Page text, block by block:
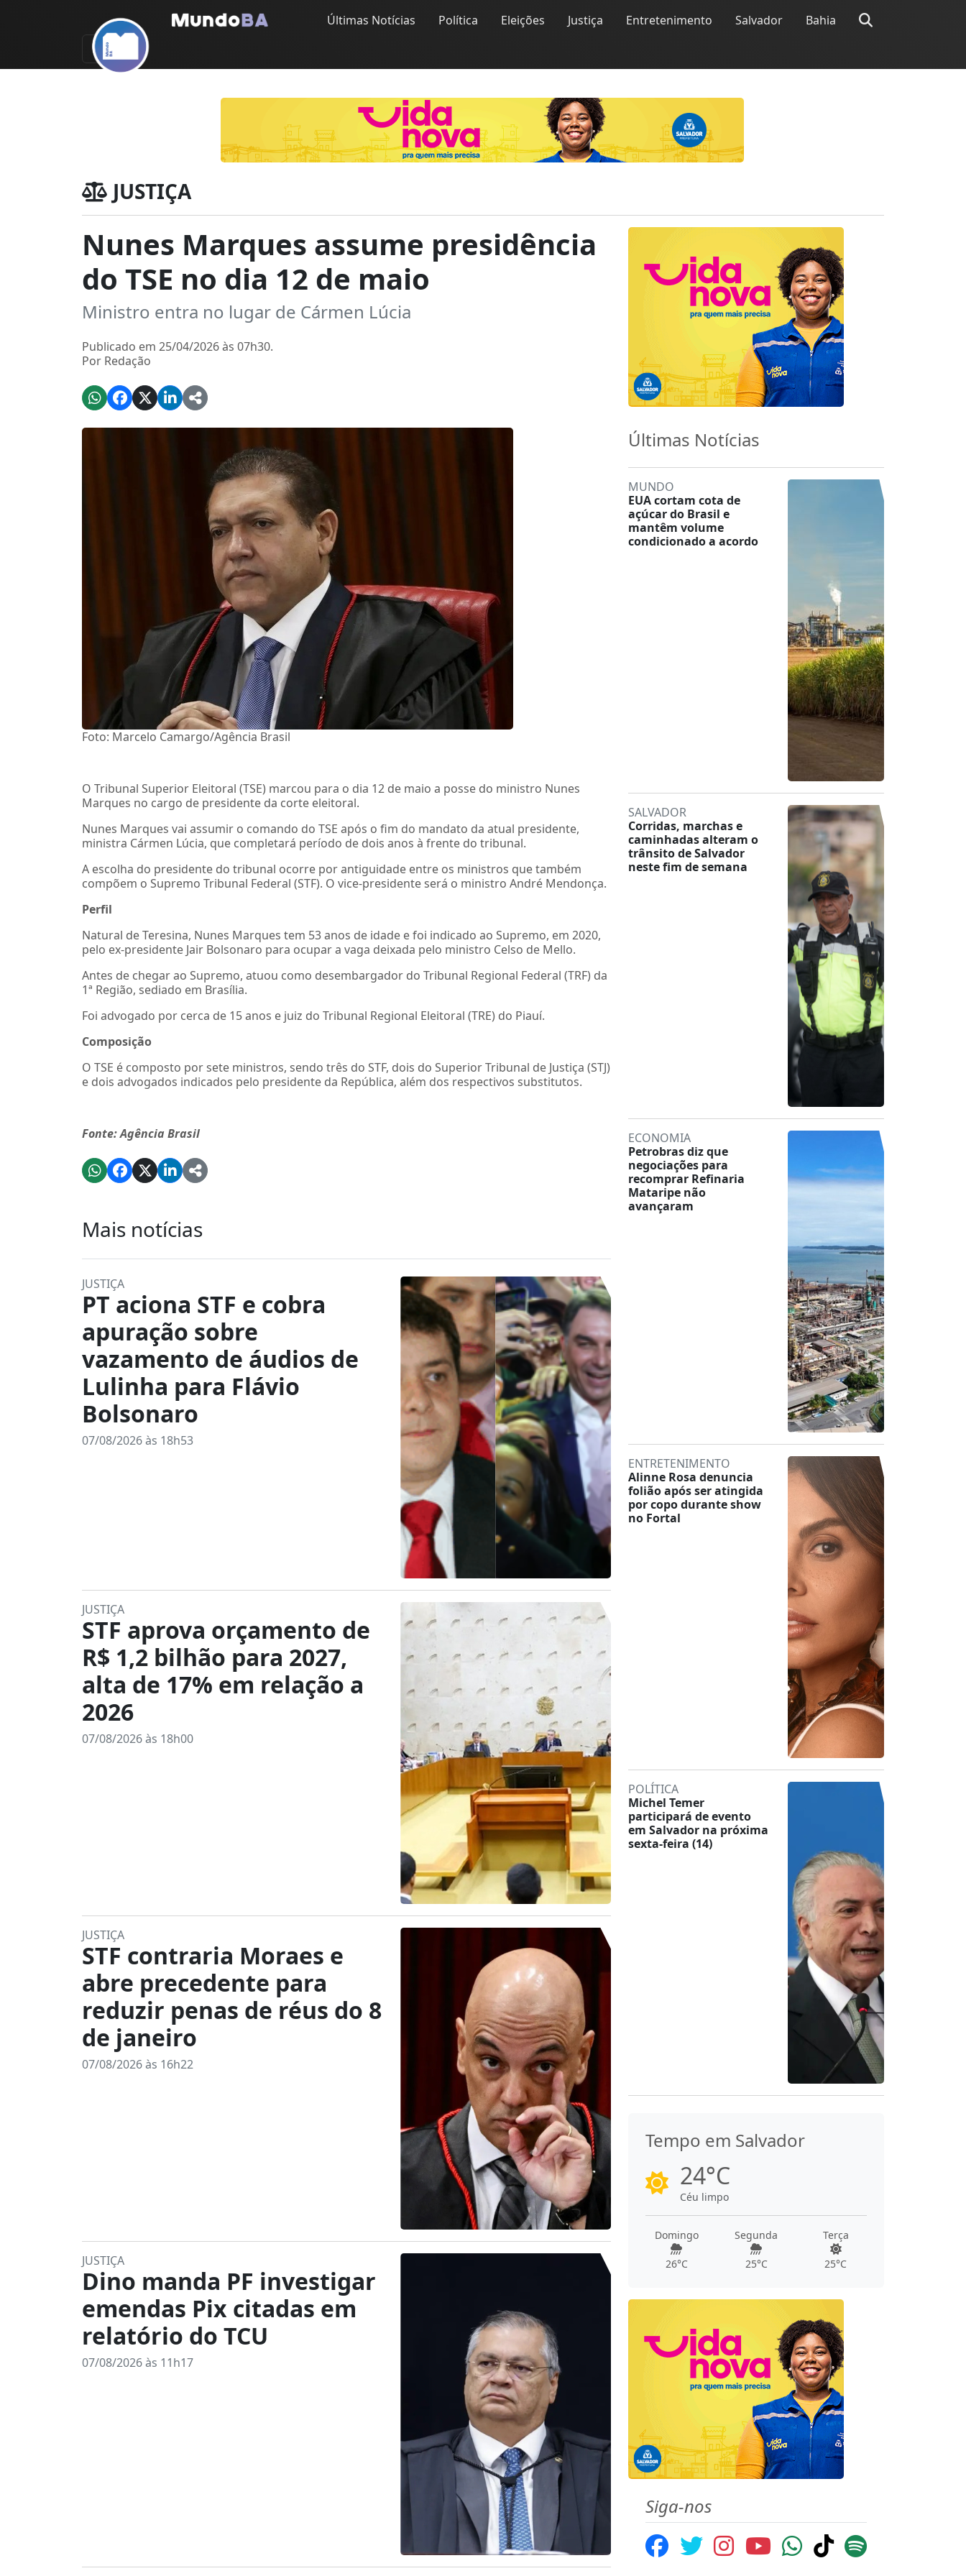
Últimas Notícias Política Eleições Justiça Entretenimento Salvador Bahia
JUSTIÇA
Nunes Marques assume presidência
do TSE no dia 12 de maio
Ministro entra no lugar de Cármen Lúcia
Publicado em 25/04/2026 às 07h30.
Por Redação
Foto: Marcelo Camargo/Agência Brasil
O Tribunal Superior Eleitoral (TSE) marcou para o dia 12 de maio a posse do ministro Nunes
Marques no cargo de presidente da corte eleitoral.
Nunes Marques vai assumir o comando do TSE após o fim do mandato da atual presidente,
ministra Cármen Lúcia, que completará período de dois anos à frente do tribunal.
A escolha do presidente do tribunal ocorre por antiguidade entre os ministros que também
compõem o Supremo Tribunal Federal (STF). O vice-presidente será o ministro André Mendonça.
Perfil
Natural de Teresina, Nunes Marques tem 53 anos de idade e foi indicado ao Supremo, em 2020,
pelo ex-presidente Jair Bolsonaro para ocupar a vaga deixada pelo ministro Celso de Mello.
Antes de chegar ao Supremo, atuou como desembargador do Tribunal Regional Federal (TRF) da
1ª Região, sediado em Brasília.
Foi advogado por cerca de 15 anos e juiz do Tribunal Regional Eleitoral (TRE) do Piauí.
Composição
O TSE é composto por sete ministros, sendo três do STF, dois do Superior Tribunal de Justiça (STJ)
e dois advogados indicados pelo presidente da República, além dos respectivos substitutos.
Fonte: Agência Brasil
Mais notícias
JUSTIÇA
PT aciona STF e cobra
apuração sobre
vazamento de áudios de
Lulinha para Flávio
Bolsonaro
07/08/2026 às 18h53
JUSTIÇA
STF aprova orçamento de
R$ 1,2 bilhão para 2027,
alta de 17% em relação a
2026
07/08/2026 às 18h00
JUSTIÇA
STF contraria Moraes e
abre precedente para
reduzir penas de réus do 8
de janeiro
07/08/2026 às 16h22
JUSTIÇA
Dino manda PF investigar
emendas Pix citadas em
relatório do TCU
07/08/2026 às 11h17
Últimas Notícias
MUNDO
EUA cortam cota de
açúcar do Brasil e
mantêm volume
condicionado a acordo
SALVADOR
Corridas, marchas e
caminhadas alteram o
trânsito de Salvador
neste fim de semana
ECONOMIA
Petrobras diz que
negociações para
recomprar Refinaria
Mataripe não
avançaram
ENTRETENIMENTO
Alinne Rosa denuncia
folião após ser atingida
por copo durante show
no Fortal
POLÍTICA
Michel Temer
participará de evento
em Salvador na próxima
sexta-feira (14)
Tempo em Salvador
24°C
Céu limpo
Domingo
26°C
Segunda
25°C
Terça
25°C
Siga-nos